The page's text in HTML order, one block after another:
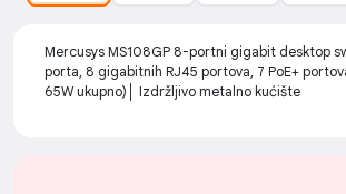
Mercusys MS108GP 8-portni gigabit desktop
porta, 8 gigabitnih RJ45 portova, 7 PoE+
65W ukupno)│ Izdržljivo metalno kućište